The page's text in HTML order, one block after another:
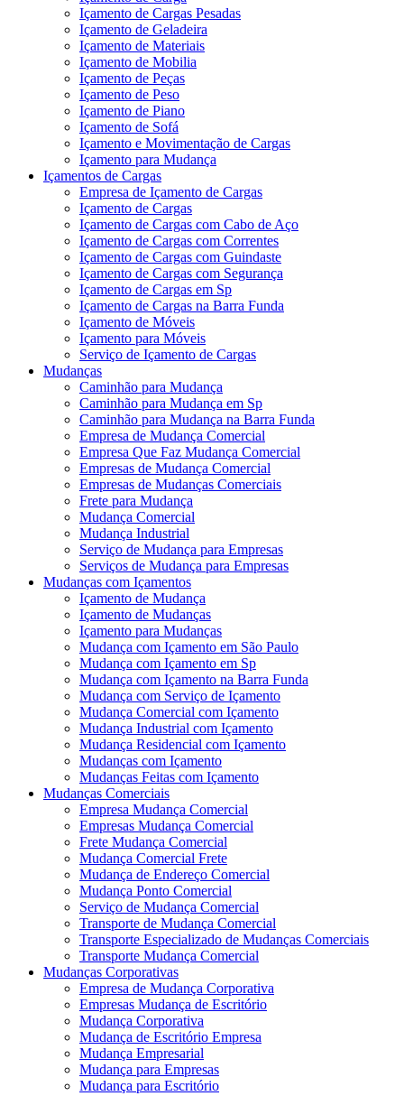
Içamento de Cargas Pesadas
Içamento de Geladeira
Içamento de Materiais
Içamento de Mobilia
Içamento de Peças
Içamento de Peso
Içamento de Piano
Içamento de Sofá
Içamento e Movimentação de Cargas
Içamento para Mudança
Içamentos de Cargas
Empresa de Içamento de Cargas
Içamento de Cargas
Içamento de Cargas com Cabo de Aço
Içamento de Cargas com Correntes
Içamento de Cargas com Guindaste
Içamento de Cargas com Segurança
Içamento de Cargas em Sp
Içamento de Cargas na Barra Funda
Içamento de Móveis
Içamento para Móveis
Serviço de Içamento de Cargas
Mudanças
Caminhão para Mudança
Caminhão para Mudança em Sp
Caminhão para Mudança na Barra Funda
Empresa de Mudança Comercial
Empresa Que Faz Mudança Comercial
Empresas de Mudança Comercial
Empresas de Mudanças Comerciais
Frete para Mudança
Mudança Comercial
Mudança Industrial
Serviço de Mudança para Empresas
Serviços de Mudança para Empresas
Mudanças com Içamentos
Içamento de Mudança
Içamento de Mudanças
Içamento para Mudanças
Mudança com Içamento em São Paulo
Mudança com Içamento em Sp
Mudança com Içamento na Barra Funda
Mudança com Serviço de Içamento
Mudança Comercial com Içamento
Mudança Industrial com Içamento
Mudança Residencial com Içamento
Mudanças com Içamento
Mudanças Feitas com Içamento
Mudanças Comerciais
Empresa Mudança Comercial
Empresas Mudança Comercial
Frete Mudança Comercial
Mudança Comercial Frete
Mudança de Endereço Comercial
Mudança Ponto Comercial
Serviço de Mudança Comercial
Transporte de Mudança Comercial
Transporte Especializado de Mudanças Comerciais
Transporte Mudança Comercial
Mudanças Corporativas
Empresa de Mudança Corporativa
Empresas Mudança de Escritório
Mudança Corporativa
Mudança de Escritório Empresa
Mudança Empresarial
Mudança para Empresas
Mudança para Escritório